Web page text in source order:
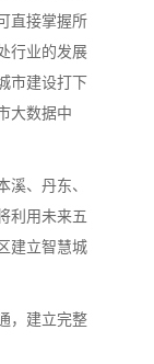
直接掌握所
行业的发展
市建设打下
大数据中
、丹东、
利用未来五
建立智慧城
，建立完整